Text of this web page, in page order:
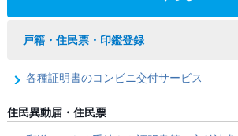
戸籍・住民票・印鑑登録
各種証明書のコンビニ交付サービス
住民異動届・住民票